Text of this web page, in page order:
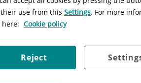
Situación:Ruber Juan Bravo, 39
their use from this Settings. For more
here: Cookie policy
Reject